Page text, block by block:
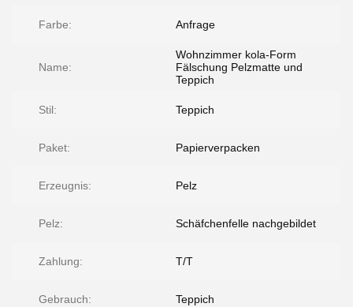
Farbe: Anfrage
Name:
Wohnzimmer kola-Form
Fälschung Pelzmatte und
Teppich
Stil: Teppich
Paket: Papierverpacken
Erzeugnis: Pelz
Pelz: Schäfchenfelle nachgebildet
Zahlung: T/T
Gebrauch: Teppich